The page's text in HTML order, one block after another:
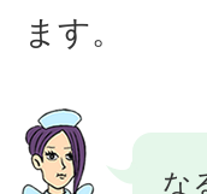
ます。
な